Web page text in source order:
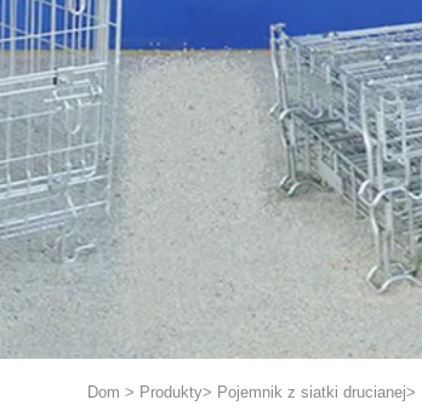
Dom > Produkty> Pojemnik z siatki drucianej>